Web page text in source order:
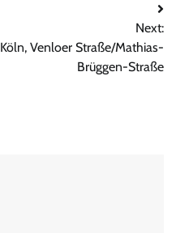
Next:
Köln, Venloer Straße/Mathias-
Brüggen-Straße